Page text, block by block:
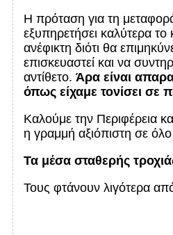
Η πρόταση για τη
εξυπηρετήσει καλύτερα
ανέφικτη διότι θα
επισκευαστεί και να
αντίθετο. Άρα είναι
όπως είχαμε τονίσει σε
Καλούμε την Περιφέρεια
η γραμμή αξιόπιστη σε
Τα μέσα σταθερής
Τους φτάνουν λιγότερα